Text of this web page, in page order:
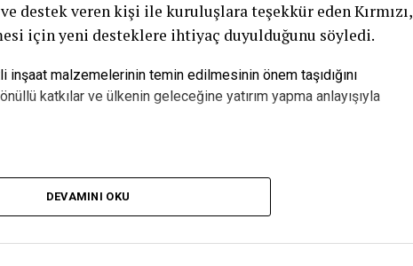
destek veren kişi ile kuruluşlara teşekkür eden Kırmızı,
için yeni desteklere ihtiyaç duyulduğunu söyledi.
malzemelerinin temin edilmesinin önem taşıdığını
katkılar ve ülkenin geleceğine yatırım yapma anlayışıyla
Yapılan Yatırımdır”
DEVAMINI OKU